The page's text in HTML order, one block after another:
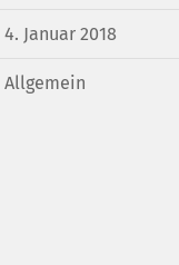
4. Januar 2018
Allgemein